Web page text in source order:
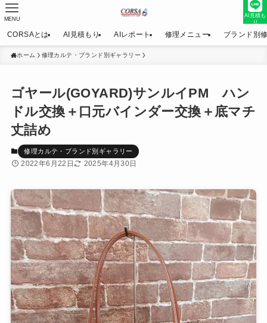
AI見積も
り
MENU
CORSAとは AI見積もり AIレポート 修理メニュー ブランド別
ホーム 修理カルテ・ブランド別ギャラリー
ゴヤール(GOYARD)サンルイPM ハン
ドル交換＋口元バインダー交換＋底マチ
丈詰め
修理カルテ・ブランド別ギャラリー
2022年6月22日 2025年4月30日